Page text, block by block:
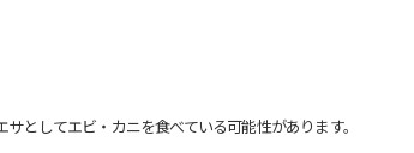
としてエビ・カニを食べている可能性があります。